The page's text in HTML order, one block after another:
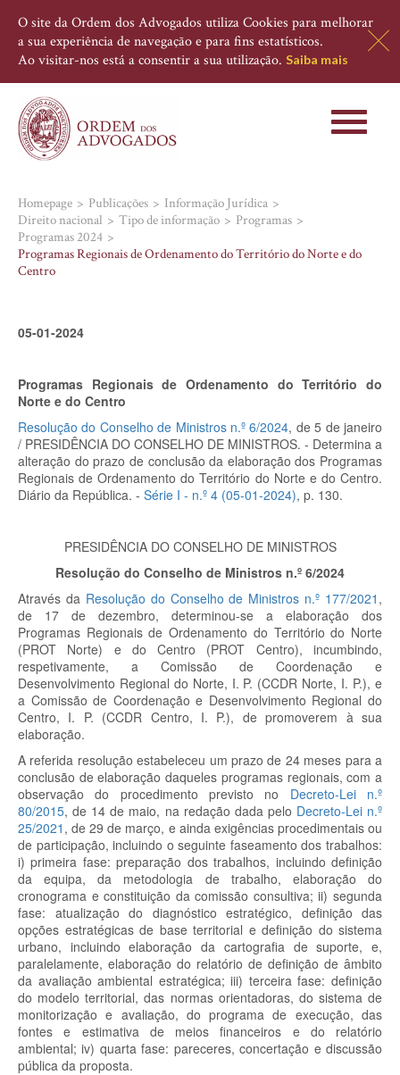
O site da Ordem dos Advogados utiliza Cookies para melhorar
a sua experiência de navegação e para fins estatísticos.
Ao visitar-nos está a consentir a sua utilização. Saiba mais
Toggle
Homepage Publicações
Informação Jurídica
Direito nacional
Tipo de informação
Programas
Programas 2024
Programas Regionais de Ordenamento do Território do Norte e do
Centro
05-01-2024
Programas Regionais de Ordenamento do Território do
Norte e do Centro
Resolução do Conselho de Ministros n.º 6/2024, de 5 de janeiro
/ PRESIDÊNCIA DO CONSELHO DE MINISTROS. - Determina a
alteração do prazo de conclusão da elaboração dos Programas
Regionais de Ordenamento do Território do Norte e do Centro.
Diário da República. - Série I - n.º 4 (05-01-2024), p. 130.
PRESIDÊNCIA DO CONSELHO DE MINISTROS
Resolução do Conselho de Ministros n.º 6/2024
Através da Resolução do Conselho de Ministros n.º 177/2021 ,
de 17 de dezembro, determinou-se a elaboração dos
Programas Regionais de Ordenamento do Território do Norte
(PROT Norte) e do Centro (PROT Centro), incumbindo,
respetivamente, a Comissão de Coordenação e
Desenvolvimento Regional do Norte, I. P. (CCDR Norte, I. P.), e
a Comissão de Coordenação e Desenvolvimento Regional do
Centro, I. P. (CCDR Centro, I. P.), de promoverem à sua
elaboração.
A referida resolução estabeleceu um prazo de 24 meses para a
conclusão de elaboração daqueles programas regionais, com a
observação do procedimento previsto no Decreto-Lei n.º
80/2015, de 14 de maio, na redação dada pelo Decreto-Lei n.º
25/2021 , de 29 de março, e ainda exigências procedimentais ou
de participação, incluindo o seguinte faseamento dos trabalhos:
i) primeira fase: preparação dos trabalhos, incluindo definição
da equipa, da metodologia de trabalho, elaboração do
cronograma e constituição da comissão consultiva; ii) segunda
fase: atualização do diagnóstico estratégico, definição das
opções estratégicas de base territorial e definição do sistema
urbano, incluindo elaboração da cartografia de suporte, e,
paralelamente, elaboração do relatório de definição de âmbito
da avaliação ambiental estratégica; iii) terceira fase: definição
do modelo territorial, das normas orientadoras, do sistema de
monitorização e avaliação, do programa de execução, das
fontes e estimativa de meios financeiros e do relatório
ambiental; iv) quarta fase: pareceres, concertação e discussão
pública da proposta.